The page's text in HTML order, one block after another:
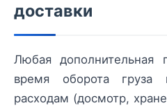
доставки
Любая дополнительная
время оборота
расходам (досмотр,